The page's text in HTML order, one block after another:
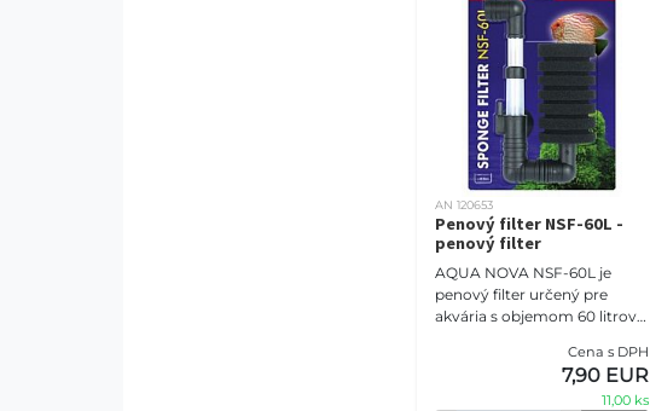
AN 120653
Penový filter NSF-60L -
penový filter
AQUA NOVA NSF-60L je
penový filter určený pre
akvária s objemom 60 litrov.
vnútorný filter poskytuje
biologickú a mechanickú
Cena s DPH
7,90 EUR
11,00 ks